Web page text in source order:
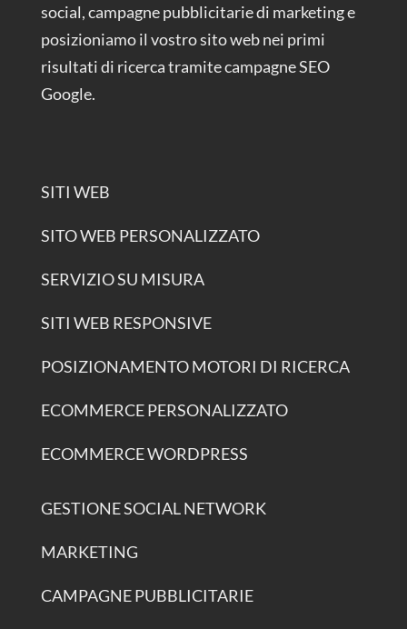
social, campagne pubblicitarie di marketing e
posizioniamo il vostro sito web nei primi
risultati di ricerca tramite campagne SEO
Google.
SITI WEB
SITO WEB PERSONALIZZATO
SERVIZIO SU MISURA
SITI WEB RESPONSIVE
POSIZIONAMENTO MOTORI DI RICERCA
ECOMMERCE PERSONALIZZATO
ECOMMERCE WORDPRESS
GESTIONE SOCIAL NETWORK
MARKETING
CAMPAGNE PUBBLICITARIE